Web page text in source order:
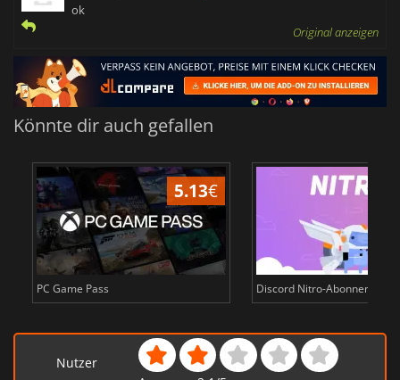
ok
Original anzeigen
Könnte dir auch gefallen
5.13€
PC Game Pass Discord Nitro-
Nutzer